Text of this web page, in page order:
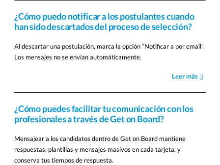
¿Cómo puedo notificar a los postulantes cuando
han sido descartados del proceso de selección?
Al descartar una postulación, marca la opción “Notificar a por email”.
Los mensajes no se envían automáticamente.
Leer más
¿Cómo puedes facilitar tu comunicación con los
profesionales a través de Get on Board?
Mensajear a los candidatos dentro de Get on Board mantiene
respuestas, plantillas y mensajes masivos en cada tarjeta, y
conserva tus tiempos de respuesta.